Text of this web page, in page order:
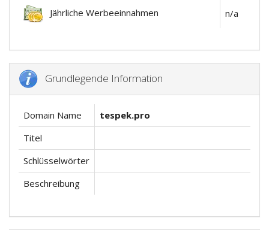
Jährliche Werbeeinnahmen n/a
Grundlegende Information
Domain Name
tespek.pro
Titel
Schlüsselwörter
Beschreibung